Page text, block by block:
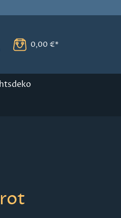
Produkte auf dem
0,00 €*